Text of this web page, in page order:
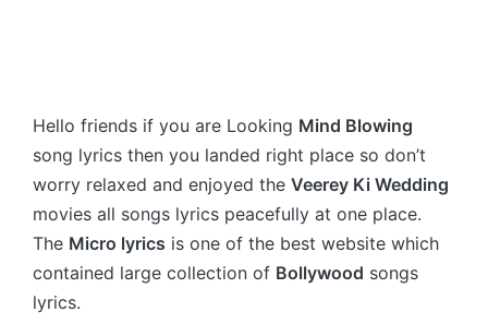
Hello friends if you are Looking Mind Blowing
song lyrics then you landed right place so don’t
worry relaxed and enjoyed the Veerey Ki Wedding
movies all songs lyrics peacefully at one place.
The Micro lyrics is one of the best website which
contained large collection of Bollywood songs
lyrics.